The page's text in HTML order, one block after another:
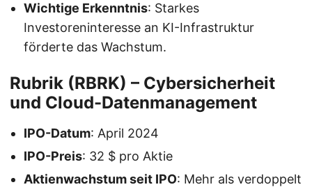
Wichtige Erkenntnis: Starkes
Investoreninteresse an KI-Infrastruktur
förderte das Wachstum.
Rubrik (RBRK) – Cybersicherheit
und Cloud-Datenmanagement
IPO-Datum: April 2024
IPO-Preis: 32 $ pro Aktie
Aktienwachstum seit IPO: Mehr als verdoppelt